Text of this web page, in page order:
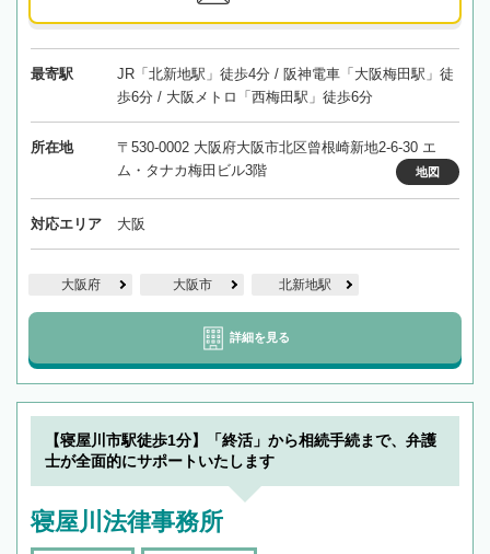
最寄駅
JR「北新地駅」徒歩4分 / 阪神電車「大阪梅田駅」徒
歩6分 / 大阪メトロ「西梅田駅」徒歩6分
所在地
〒530-0002 大阪府大阪市北区曾根崎新地2-6-30 エ
ム・タナカ梅田ビル3階
地図
対応エリア 大阪
大阪府 大阪市 北新地駅
詳細を見る
【寝屋川市駅徒歩1分】「終活」から相続手続まで、弁護
士が全面的にサポートいたします
寝屋川法律事務所